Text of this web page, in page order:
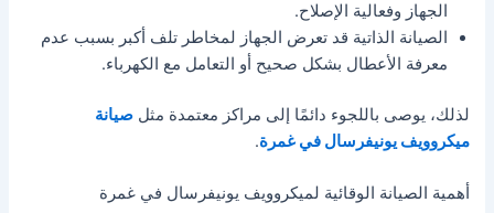
الجهاز وفعالية الإصلاح.
الصيانة الذاتية قد تعرض الجهاز لمخاطر تلف أكبر بسبب عدم
معرفة الأعطال بشكل صحيح أو التعامل مع الكهرباء.
لذلك، يوصى باللجوء دائمًا إلى مراكز معتمدة مثلصيانة
ميكروويف يونيفرسال في غمرة.
أهمية الصيانة الوقائية لميكروويف يونيفرسال في غمرة